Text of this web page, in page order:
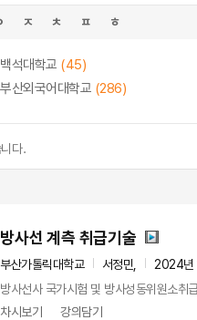
ㅈ ㅊ ㅍ ㅎ
백석대학교 (45)
부산외국어대학교 (286)
다.
방사선 계측 취급기술
부산가톨릭대학교 서정민,
2024년
방사선사 국가시험 및 방사성동위원소취
차시보기
강의담기